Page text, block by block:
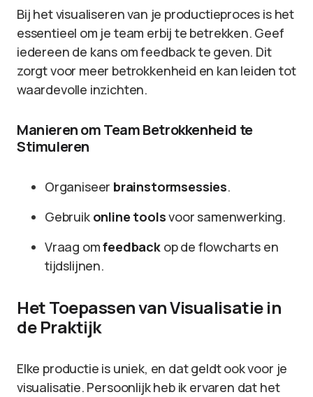
Bij het visualiseren van je productieproces is het
essentieel om je team erbij te betrekken. Geef
iedereen de kans om feedback te geven. Dit
zorgt voor meer betrokkenheid en kan leiden tot
waardevolle inzichten.
Manieren om Team Betrokkenheid te
Stimuleren
Organiseer brainstormsessies.
Gebruik online toolsvoor samenwerking.
Vraag omfeedbackop de flowcharts en
tijdslijnen.
Het Toepassen van Visualisatie in
de Praktijk
Elke productie is uniek, en dat geldt ook voor je
visualisatie. Persoonlijk heb ik ervaren dat het